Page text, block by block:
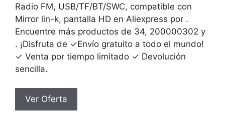
61.06€.27.79€.
Radio FM, USB/TF/BT/SWC, compatible con
Mirror lin-k, pantalla HD en Aliexpress por .
Encuentre más productos de 34, 200000302 y
. ¡Disfruta de ✓Envío gratuito a todo el mundo!
✓ Venta por tiempo limitado ✓ Devolución
sencilla.
Ver Oferta